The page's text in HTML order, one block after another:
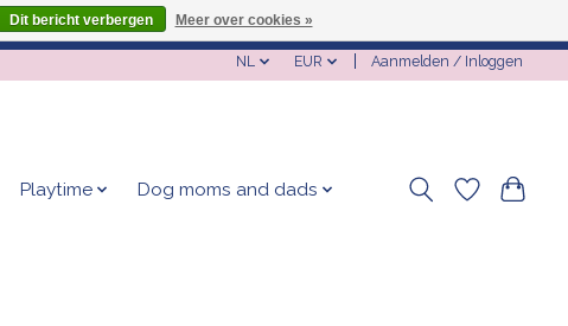
NL EUR Aanmelden / Inloggen
Playtime Dog moms and dads
Dit bericht verbergen Meer over cookies »